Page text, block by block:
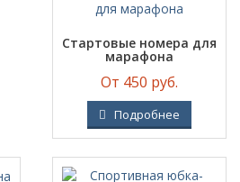
Стартовые номера для
марафона
От 450 руб.
Подробнее